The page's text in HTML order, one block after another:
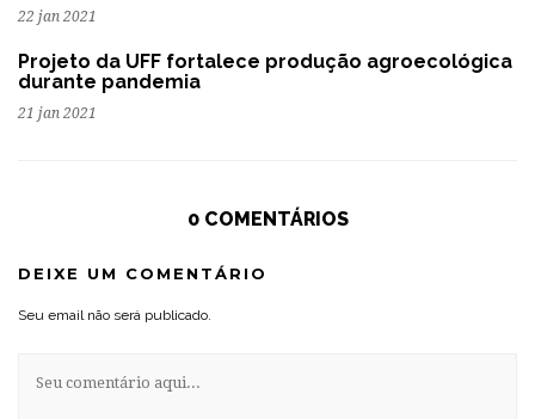
22 jan 2021
Projeto da UFF fortalece produção agroecológica
durante pandemia
21 jan 2021
0 COMENTÁRIOS
DEIXE UM COMENTÁRIO
Seu email não será publicado.